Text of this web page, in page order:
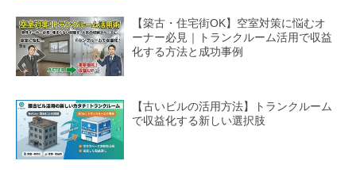
【築古・住宅街OK】空室対策に悩むオ
ーナー必見｜トランクルーム活用で収益
化する方法と成功事例
【古いビルの活用方法】トランクルーム
で収益化する新しい選択肢